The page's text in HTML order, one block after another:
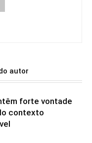
autor
forte vontade
contexto